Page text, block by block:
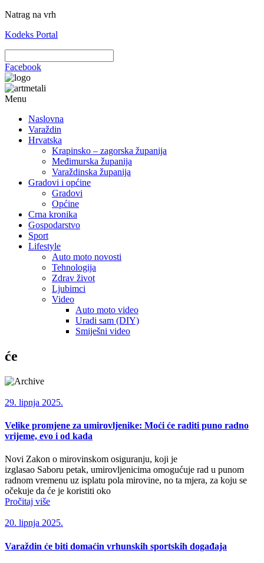
Natrag na vrh
Kodeks Portal
Facebook
Menu
Naslovna
Varaždin
Hrvatska
Krapinsko – zagorska županija
Međimurska županija
Varaždinska županija
Gradovi i općine
Gradovi
Općine
Crna kronika
Gospodarstvo
Sport
Lifestyle
Auto moto novosti
Tehnologija
Zdrav život
Ljubimci
Video
Auto moto video
Uradi sam (DIY)
Smiješni video
će
29. lipnja 2025.
Velike promjene za umirovljenike: Moći će raditi puno radno
vrijeme, evo i od kada
Novi Zakon o mirovinskom osiguranju, koji je
izglasao Saboru petak, umirovljenicima omogućuje rad u punom
radnom vremenu uz isplatu pola mirovine, no ta mjera, za koju se
očekuje da će je koristiti oko
Pročitaj više
20. lipnja 2025.
Varaždin će biti domaćin vrhunskih sportskih događaja